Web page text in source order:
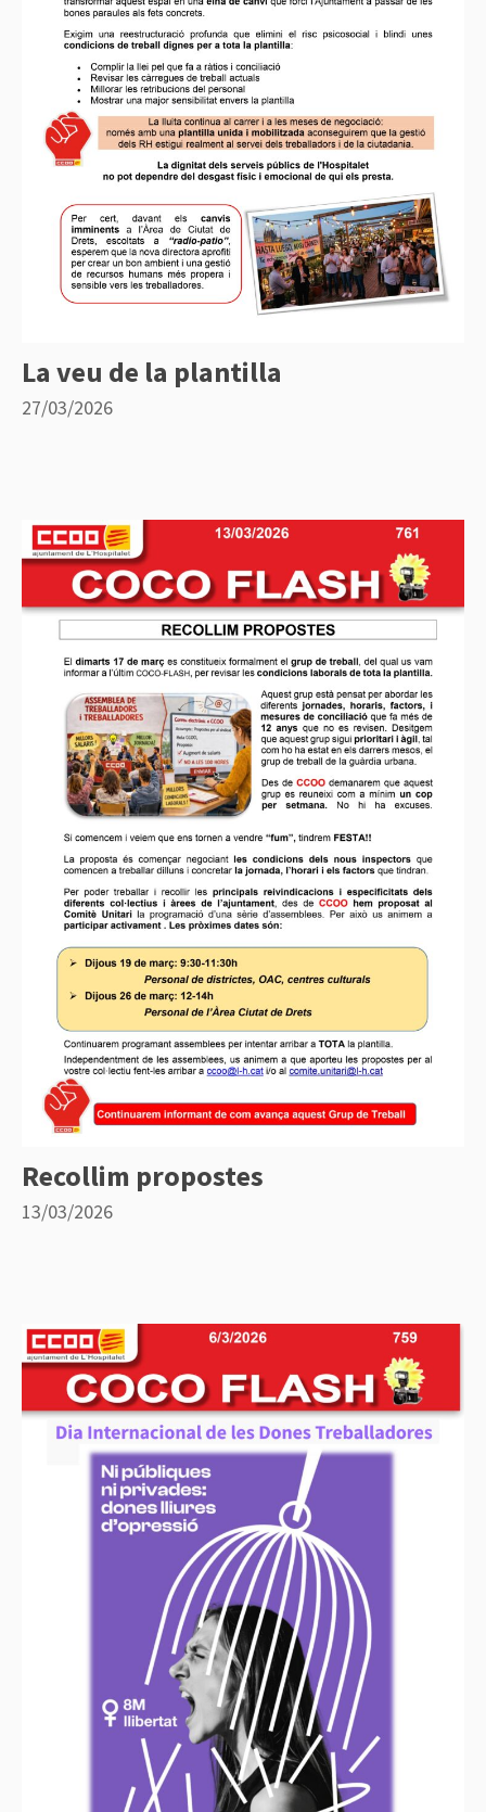
La veu de la plantilla
27/03/2026
Recollim propostes
13/03/2026